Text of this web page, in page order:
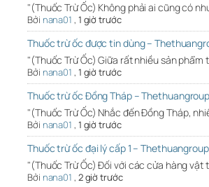
"(Thuốc Trừ Ốc) Không phải ai cũng có
Bởi nana01 , 1 giờ trước
Thuốc trừ ốc được tin dùng –
"(Thuốc Trừ Ốc) Giữa rất nhiều sản phẩm
Bởi nana01 , 1 giờ trước
Thuốc trừ ốc Đồng Tháp –
"(Thuốc Trừ Ốc) Nhắc đến Đồng Tháp,
Bởi nana01 , 1 giờ trước
Thuốc trừ ốc đại lý cấp 1 –
"(Thuốc Trừ Ốc) Đối với các cửa hàng vật
Bởi nana01 , 2 giờ trước